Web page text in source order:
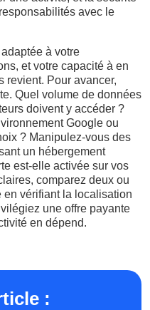
avec le
à votre
et votre capacité à en
revient. Pour avancer,
Quel volume de données
doivent y accéder ?
Google ou
? Manipulez-vous des
un hébergement
est-elle activée sur vos
comparez deux ou
en vérifiant la localisation
une offre payante
en dépend.
: